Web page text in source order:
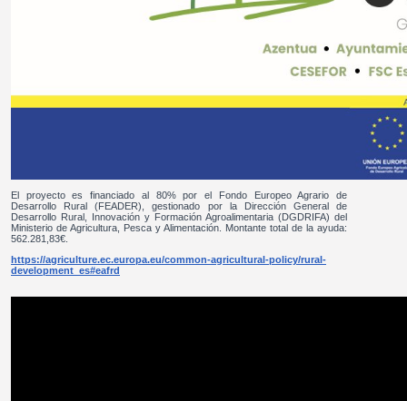
El proyecto es financiado al 80% por el Fondo Europeo Agrario de
Desarrollo Rural (FEADER), gestionado por la Dirección General de
Desarrollo Rural, Innovación y Formación Agroalimentaria (DGDRIFA) del
Ministerio de Agricultura, Pesca y Alimentación. Montante total de la ayuda:
562.281,83€.
https://agriculture.ec.europa.eu/common-agricultural-policy/rural-
development_es#eafrd